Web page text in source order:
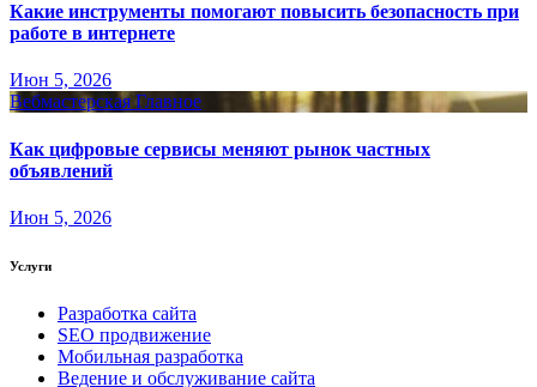
Какие инструменты помогают повысить безопасность при
работе в интернете
Июн 5, 2026
Вебмастерская Главное
Как цифровые сервисы меняют рынок частных
объявлений
Июн 5, 2026
Услуги
Разработка сайта
SEO продвижение
Мобильная разработка
Ведение и обслуживание сайта